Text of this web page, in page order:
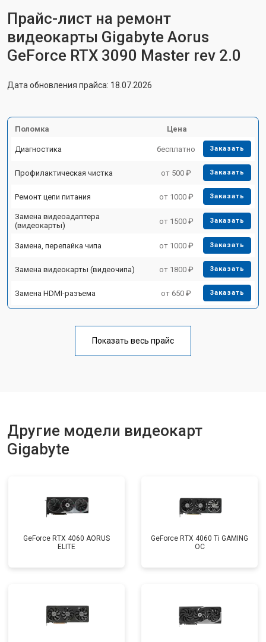
Прайс-лист на ремонт
видеокарты Gigabyte Aorus
GeForce RTX 3090 Master rev 2.0
Дата обновления прайса: 18.07.2026
Поломка Цена
Диагностика бесплатно Заказать
Профилактическая чистка от 500 ₽ Заказать
Ремонт цепи питания от 1000 ₽ Заказать
Замена видеоадаптера
(видеокарты)
от 1500 ₽ Заказать
Замена, перепайка чипа от 1000 ₽ Заказать
Замена видеокарты (видеочипа) от 1800 ₽ Заказать
Замена HDMI-разъема от 650 ₽ Заказать
Показать весь прайс
Другие модели видеокарт
Gigabyte
GeForce RTX 4060 AORUS
ELITE
GeForce RTX 4060 Ti GAMING
OC